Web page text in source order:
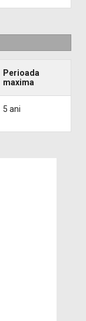
Perioada
maxima
5 ani